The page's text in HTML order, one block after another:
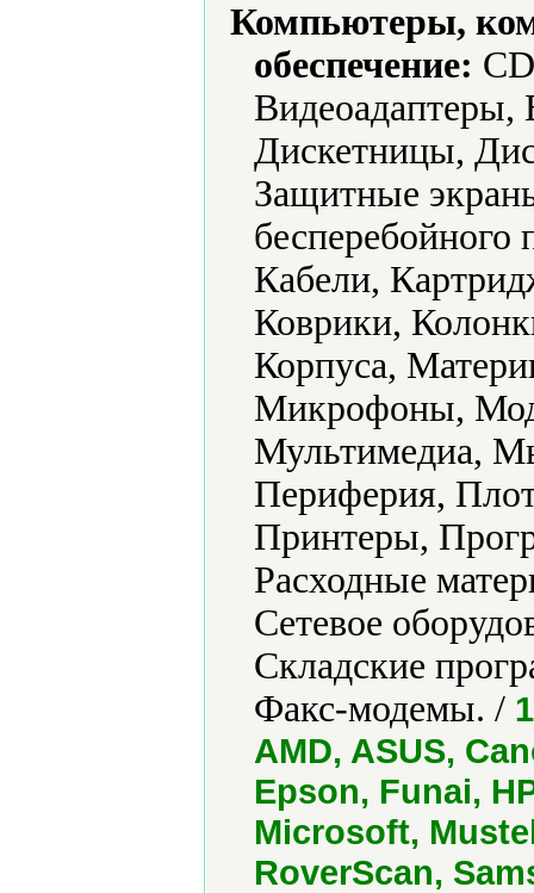
Компьютеры,
обеспечение:
Дискетницы,
Защитные
Кабели,
Коврики,
Корпуса,
Микрофоны,
Мультимедиа,
Периферия,
Принтеры,
Расходные
Сетевое
Складские
Факс-модемы. /
AMD, ASUS,
Epson, Funai,
Microsoft,
RoverScan,